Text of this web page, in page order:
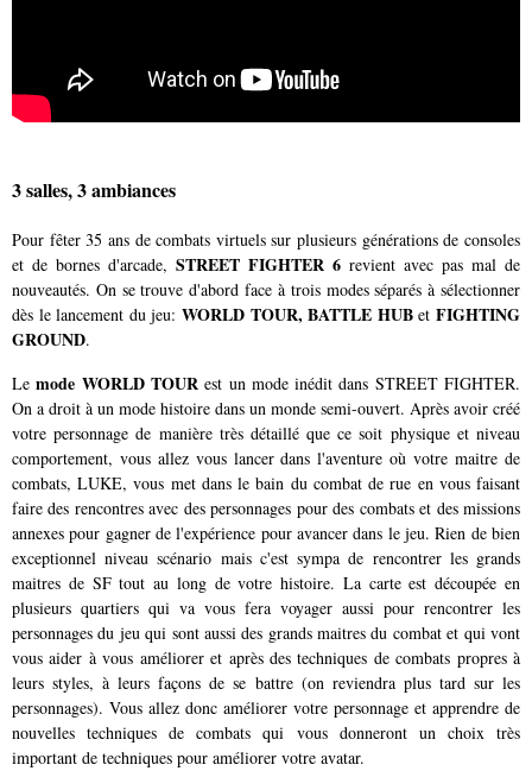
3 salles, 3 ambiances
Pour fêter 35 ans de combats virtuels sur plusieurs générations de consoles
et de bornes d'arcade, STREET FIGHTER 6 revient avec pas mal de
nouveautés. On se trouve d'abord face à trois modes séparés à sélectionner
dès le lancement du jeu: WORLD TOUR, BATTLE HUBetFIGHTING
GROUND.
Lemode WORLD TOURest un mode inédit dans STREET FIGHTER.
On a droit à un mode histoire dans un monde semi-ouvert. Après avoir créé
votre personnage de manière très détaillé que ce soit physique et niveau
comportement, vous allez vous lancer dans l'aventure où votre maitre de
combats, LUKE, vous met dans le bain du combat de rue en vous faisant
faire des rencontres avec des personnages pour des combats et des missions
annexes pour gagner de l'expérience pour avancer dans le jeu. Rien de bien
exceptionnel niveau scénario mais c'est sympa de rencontrer les grands
maitres de SF tout au long de votre histoire. La carte est découpée en
plusieurs quartiers qui va vous fera voyager aussi pour rencontrer les
personnages du jeu qui sont aussi des grands maitres du combat et qui vont
vous aider à vous améliorer et après des techniques de combats propres à
leurs styles, à leurs façons de se battre (on reviendra plus tard sur les
personnages). Vous allez donc améliorer votre personnage et apprendre de
nouvelles techniques de combats qui vous donneront un choix très
important de techniques pour améliorer votre avatar.